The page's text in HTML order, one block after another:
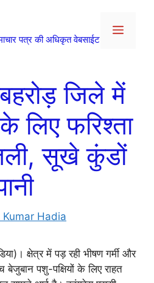
पत्र की अधिकृत वेबसाईट
Menu
जिले में
लिए फरिश्ता
सूखे कुंडों
Kumar Hadia
क्षेत्र में पड़ रही भीषण गर्मी और
बेजुबान पशु-पक्षियों के लिए राहत